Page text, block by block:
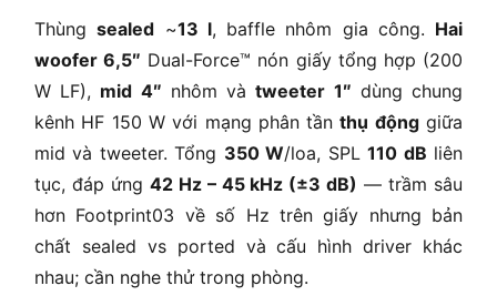
Thùngsealed ~13 l, baffle nhôm gia công. Hai
woofer 6,5″ Dual-Force™ nón giấy tổng hợp (200
W LF), mid 4″ nhôm vàtweeter 1″ dùng chung
kênh HF 150 W với mạng phân tầnthụ độnggiữa
mid và tweeter. Tổng 350 W/loa, SPL110 dB liên
tục, đáp ứng 42 Hz – 45 kHz (±3 dB) — trầm sâu
hơn Footprint03 về số Hz trên giấy nhưng bản
chất sealed vs ported và cấu hình driver khác
nhau; cần nghe thử trong phòng.